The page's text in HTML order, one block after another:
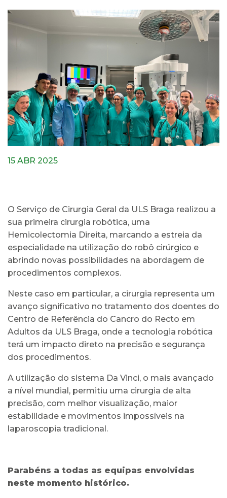
15 ABR 2025
O Serviço de Cirurgia Geral da ULS Braga realizou a
sua primeira cirurgia robótica, uma
Hemicolectomia Direita, marcando a estreia da
especialidade na utilização do robô cirúrgico e
abrindo novas possibilidades na abordagem de
procedimentos complexos.
Neste caso em particular, a cirurgia representa um
avanço significativo no tratamento dos doentes do
Centro de Referência do Cancro do Recto em
Adultos da ULS Braga, onde a tecnologia robótica
terá um impacto direto na precisão e segurança
dos procedimentos.
A utilização do sistema Da Vinci, o mais avançado
a nível mundial, permitiu uma cirurgia de alta
precisão, com melhor visualização, maior
estabilidade e movimentos impossíveis na
laparoscopia tradicional.
Parabéns a todas as equipas envolvidas
neste momento histórico.